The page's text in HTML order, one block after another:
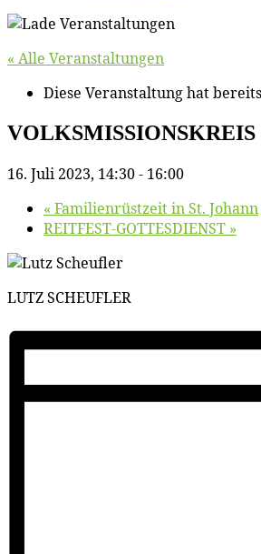
« Alle Veranstaltungen
Diese Veranstaltung hat
VOLKSMISSIONSKREIS
16. Juli 2023, 14:30- 16:00
« Fa­mi­li­en­rüst­zeit in St. Johann
REITFEST-GOTTESDIENST »
LUTZ SCHEUFLER